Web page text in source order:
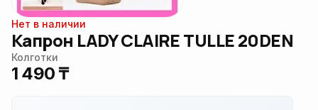
Нет в наличии
Капрон LADY CLAIRE TULLE 20DEN
Колготки
1 490 ₸